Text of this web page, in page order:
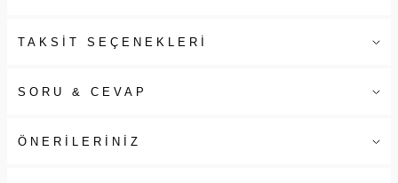
TAKSİT SEÇENEKLERİ
SORU & CEVAP
ÖNERİLERİNİZ